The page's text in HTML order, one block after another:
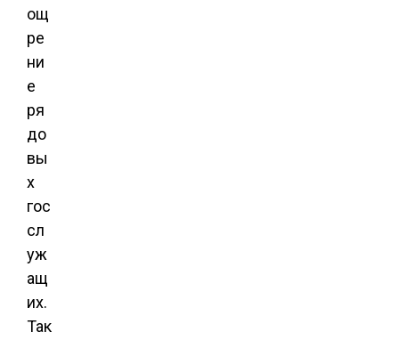
ощ
ре
ни
е
ря
до
вы
х
гос
сл
уж
ащ
их.
Так